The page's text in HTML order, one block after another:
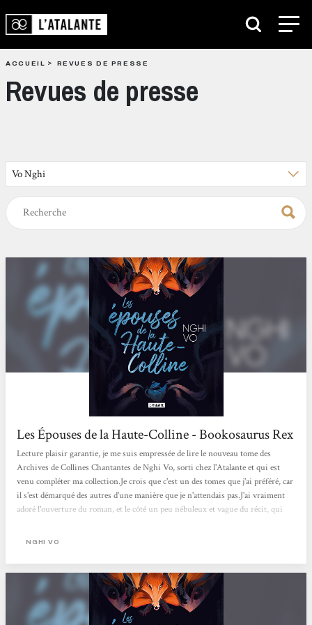
ACCUEIL REVUES DE PRESSE
Revues de presse
Les Épouses de la Haute-Colline - Bookosaurus Rex
Lecture plaisir garantie, je me suis empressée de lire le nouveau tome des
Archives de Collines Chantantes de Nghi Vo, sorti chez l'Atalante et qui est
venu compléter ma collection.Je crois que c'est un des tomes que j'ai préféré, car
il s'est démarqué des autres d'une manière que je n'attendais pas.J'ai vraiment
adoré l'ouverture du roman, et le côté un peu nébuleux et vague du récit, qui
état mental, qui a très bien fonctionné sur moi.J'ai vraiment aimé le côté petite
NGHI VO